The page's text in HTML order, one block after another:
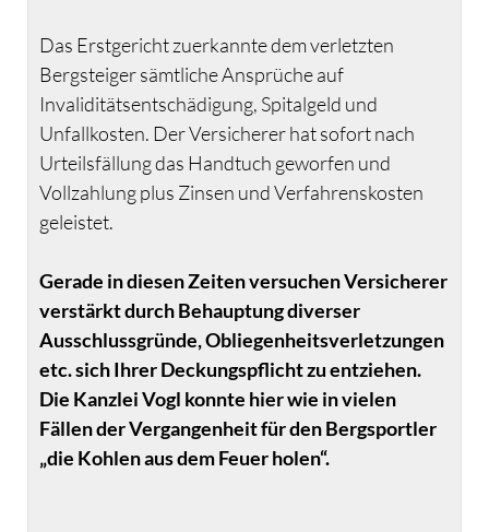
Das Erstgericht zuerkannte dem verletzten
Bergsteiger sämtliche Ansprüche auf
Invaliditätsentschädigung, Spitalgeld und
Unfallkosten. Der Versicherer hat sofort nach
Urteilsfällung das Handtuch geworfen und
Vollzahlung plus Zinsen und Verfahrenskosten
geleistet.
Gerade in diesen Zeiten versuchen Versicherer
verstärkt durch Behauptung diverser
Ausschlussgründe, Obliegenheitsverletzungen
etc. sich Ihrer Deckungspflicht zu entziehen.
Die Kanzlei Vogl konnte hier wie in vielen
Fällen der Vergangenheit für den Bergsportler
„die Kohlen aus dem Feuer holen“.